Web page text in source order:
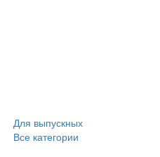
Для выпускных
Все категории